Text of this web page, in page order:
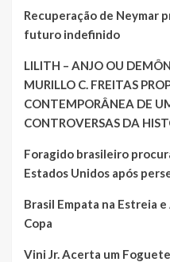
Recuperação de Neymar
futuro indefinido
LILITH – ANJO OU
MURILLO C. FREITAS
CONTEMPORÂNEA DE
CONTROVERSAS DA
Foragido brasileiro
Estados Unidos após
Brasil Empata na Estreia
Copa
Vini Jr. Acerta um